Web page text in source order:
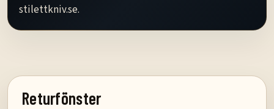
stilettkniv.se.
Returfönster